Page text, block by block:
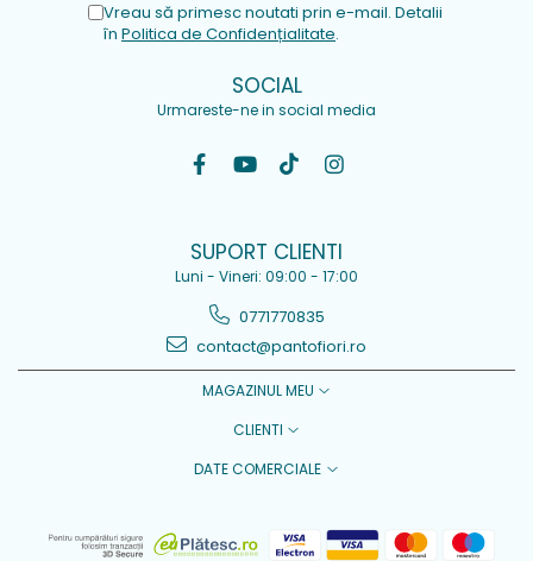
Vreau să primesc noutati prin e-mail. Detalii
în Politica de Confidențialitate.
SOCIAL
Urmareste-ne in social media
SUPORT CLIENTI
Luni - Vineri: 09:00 - 17:00
0771770835
contact@pantofiori.ro
MAGAZINUL MEU
CLIENTI
DATE COMERCIALE